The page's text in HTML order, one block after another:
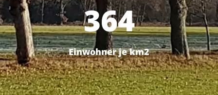
364
Einwohner je km2